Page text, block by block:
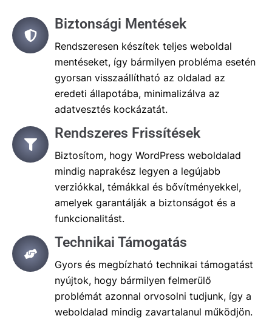
Biztonsági Mentések
Rendszeresen készítek teljes weboldal
mentéseket, így bármilyen probléma esetén
gyorsan visszaállítható az oldalad az
eredeti állapotába, minimalizálva az
adatvesztés kockázatát.
Rendszeres Frissítések
Biztosítom, hogy WordPress weboldalad
mindig naprakész legyen a legújabb
verziókkal, témákkal és bővítményekkel,
amelyek garantálják a biztonságot és a
funkcionalitást.
Technikai Támogatás
Gyors és megbízható technikai támogatást
nyújtok, hogy bármilyen felmerülő
problémát azonnal orvosolni tudjunk, így a
weboldalad mindig zavartalanul működjön.